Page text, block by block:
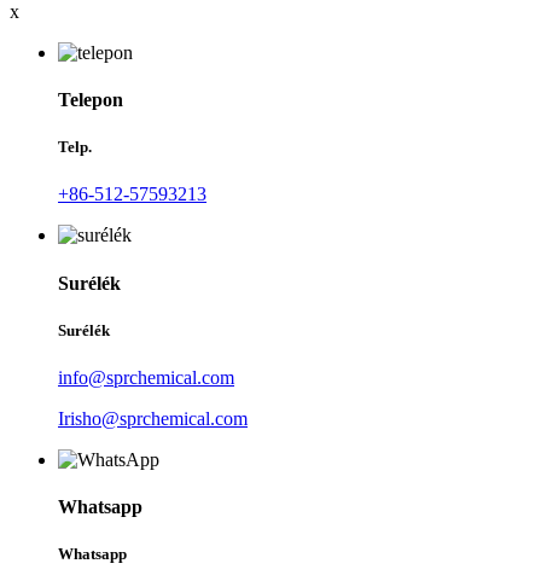
x
Telepon
Telp.
+86-512-57593213
Surélék
Surélék
info@sprchemical.com
Irisho@sprchemical.com
Whatsapp
Whatsapp